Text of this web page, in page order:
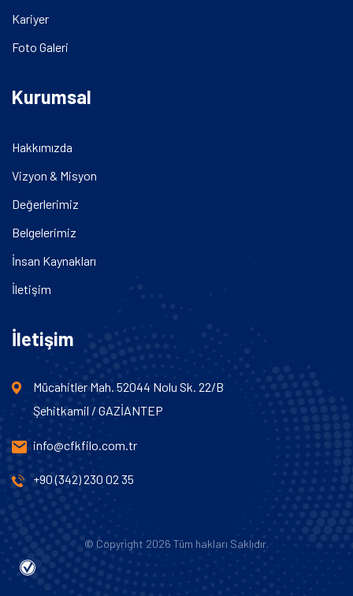
Kariyer
Foto Galeri
Kurumsal
Hakkımızda
Vizyon & Misyon
Değerlerimiz
Belgelerimiz
İnsan Kaynakları
İletişim
İletişim
Mücahitler Mah. 52044 Nolu Sk. 22/B
Şehitkamil / GAZİANTEP
info@cfkfilo.com.tr
+90 (342) 230 02 35
© Copyright 2026 Tüm hakları Saklıdır.